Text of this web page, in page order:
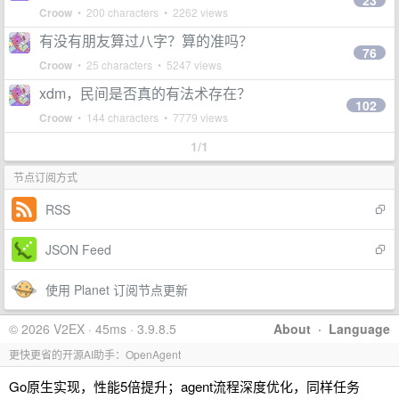
Croow • 200 characters • 2262 views
有没有朋友算过八字？算的准吗？
Croow • 25 characters • 5247 views
76
xdm，民间是否真的有法术存在？
Croow • 144 characters • 7779 views
102
1/1
节点订阅方式
RSS
JSON Feed
使用 Planet 订阅节点更新
About · Language
© 2026 V2EX · 45ms · 3.9.8.5
更快更省的开源AI助手：OpenAgent
Go原生实现，性能5倍提升；agent流程深度优化，同样任务